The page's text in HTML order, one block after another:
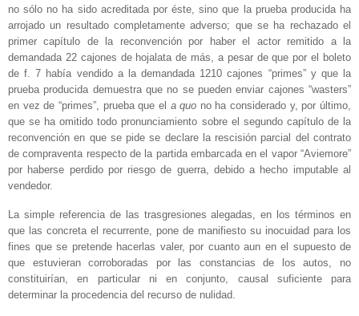
no sólo no ha sido acreditada por éste, sino que la prueba producida ha
arrojado un resultado completamente adverso; que se ha rechazado el
primer capítulo de la reconvención por haber el actor remitido a la
demandada 22 cajones de hojalata de más, a pesar de que por el boleto
de f. 7 había vendido a la demandada 1210 cajones “primes” y que la
prueba producida demuestra que no se pueden enviar cajones “wasters”
en vez de “primes”, prueba que el a quo no ha considerado y, por último,
que se ha omitido todo pronunciamiento sobre el segundo capítulo de la
reconvención en que se pide se declare la rescisión parcial del contrato
de compraventa respecto de la partida embarcada en el vapor “Aviemore”
por haberse perdido por riesgo de guerra, debido a hecho imputable al
vendedor.
La simple referencia de las trasgresiones alegadas, en los términos en
que las concreta el recurrente, pone de manifiesto su inocuidad para los
fines que se pretende hacerlas valer, por cuanto aun en el supuesto de
que estuvieran corroboradas por las constancias de los autos, no
constituirían, en particular ni en conjunto, causal suficiente para
determinar la procedencia del recurso de nulidad.